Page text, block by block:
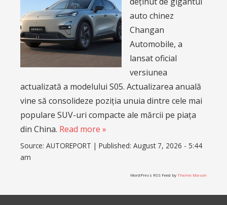
auto chinez
Changan
Automobile, a
lansat oficial
versiunea
actualizată a modelului S05. Actualizarea anuală
vine să consolideze poziția unuia dintre cele mai
populare SUV-uri compacte ale mărcii pe piața
din China. Read more »
Source: AUTOREPORT | Published: August 7, 2026 - 5:44
am
WordPress RSS Feed byTheme Mason